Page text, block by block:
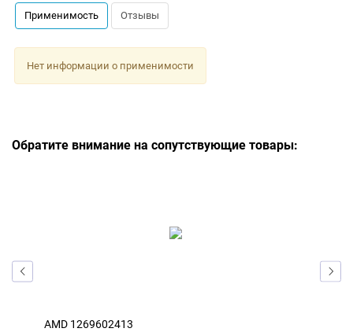
Применимость Отзывы
Нет информации о применимости
Обратите внимание на сопутствующие товары:
AMD 1269602413